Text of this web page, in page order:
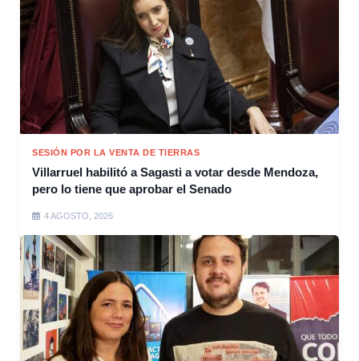
SESIÓN POR LA VENTA DE TIERRAS
Villarruel habilitó a Sagasti a votar desde Mendoza,
pero lo tiene que aprobar el Senado
4 AGOSTO, 2026